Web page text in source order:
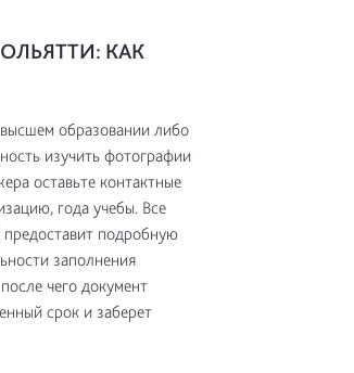
КАК
образовании либо
изучить фотографии
оставьте контактные
года учебы. Все
подробную
заполнения
чего документ
срок и заберет